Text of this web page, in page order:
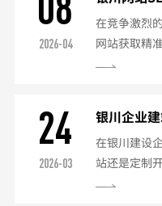
配PC、平板
利于SEO优
大小触屏操
站版本内容
2026-04
索排名实
在竞争激烈
网站获取精
擎算法的持
用"银川+行
司"）分析竞
键词布局技
级关键词内容
24
2026-03
银川企业
制开发全
在银川建设
站还是定制
劣，适合不